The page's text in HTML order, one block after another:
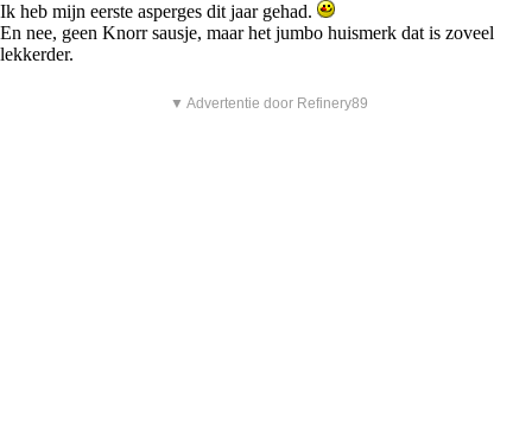
Ik heb mijn eerste asperges dit jaar gehad.
En nee, geen Knorr sausje, maar het jumbo huismerk dat is zoveel
lekkerder.
▼ Advertentie door Refinery89